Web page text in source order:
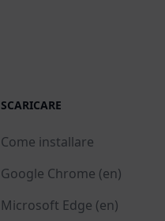
SCARICARE
Come installare
Google Chrome (en)
Microsoft Edge (en)